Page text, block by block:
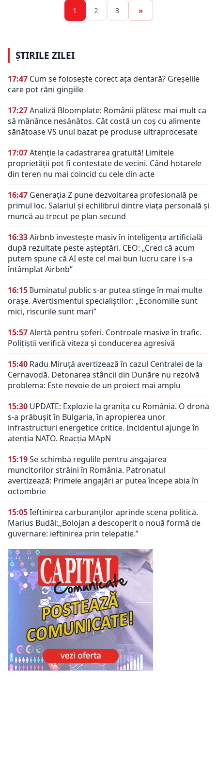
1 2 3 »
ȘTIRILE ZILEI
17:47 Cum se folosește corect ața dentară? Greșelile
care pot răni gingiile
17:27Analiză Bloomplate: Românii plătesc mai mult ca
să mănânce nesănătos. Cât costă un coș cu alimente
sănătoase VS unul bazat pe produse ultraprocesate
17:07Atenție la cadastrarea gratuită! Limitele
proprietății pot fi contestate de vecini. Când hotarele
din teren nu mai coincid cu cele din acte
16:47 Generația Z pune dezvoltarea profesională pe
primul loc. Salariul și echilibrul dintre viața personală și
muncă au trecut pe plan secund
16:33Airbnb investește masiv în inteligența artificială
după rezultate peste așteptări. CEO: „Cred că acum
putem spune că AI este cel mai bun lucru care i s-a
întâmplat Airbnb”
16:15Iluminatul public s-ar putea stinge în mai multe
orașe. Avertismentul specialiștilor: „Economiile sunt
mici, riscurile sunt mari”
15:57Alertă pentru șoferi. Controale masive în trafic.
Polițiștii verifică viteza și conducerea agresivă
15:40 Radu Miruță avertizează în cazul Centralei de la
Cernavodă. Detonarea stâncii din Dunăre nu rezolvă
problema: Este nevoie de un proiect mai amplu
15:30 UPDATE: Explozie la granița cu România. O dronă
s-a prăbușit în Bulgaria, în apropierea unor
infrastructuri energetice critice. Incidentul ajunge în
atenția NATO. Reacția MApN
15:19Se schimbă regulile pentru angajarea
muncitorilor străini în România. Patronatul
avertizează: Primele angajări ar putea începe abia în
octombrie
15:05Ieftinirea carburanților aprinde scena politică.
Marius Budăi:,,Bolojan a descoperit o nouă formă de
guvernare: ieftinirea prin telepatie.”